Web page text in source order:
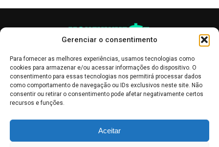
Gerenciar o consentimento
Para fornecer as melhores experiências, usamos tecnologias como
cookies para armazenar e/ou acessar informações do dispositivo. O
consentimento para essas tecnologias nos permitirá processar dados
como comportamento de navegação ou IDs exclusivos neste site. Não
consentir ou retirar o consentimento pode afetar negativamente certos
recursos e funções.
Aceitar
informativo, servindo como boletins de divulgação, e não devem ser
interpretadas como recomendações de investimento.Leia mais